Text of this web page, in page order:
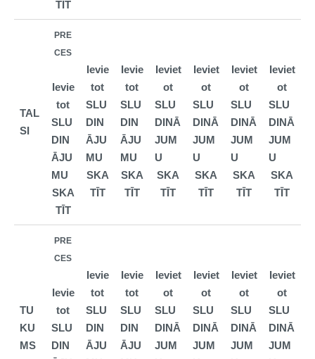
TĪT
TAL
SI
PRE
CES
Ievie
tot
SLU
DIN
ĀJU
MU
SKA
TĪT
Ievie
tot
SLU
DIN
ĀJU
MU
SKA
TĪT
Ievie
tot
SLU
DIN
ĀJU
MU
SKA
TĪT
Ieviet
ot
SLU
DINĀ
JUM
U
SKA
TĪT
Ieviet
ot
SLU
DINĀ
JUM
U
SKA
TĪT
Ieviet
ot
SLU
DINĀ
JUM
U
SKA
TĪT
Ieviet
ot
SLU
DINĀ
JUM
U
SKA
TĪT
TU
KU
MS
PRE
CES
Ievie
tot
SLU
DIN
Ievie
tot
SLU
DIN
ĀJU
Ievie
tot
SLU
DIN
ĀJU
Ieviet
ot
SLU
DINĀ
JUM
Ieviet
ot
SLU
DINĀ
JUM
Ieviet
ot
SLU
DINĀ
JUM
Ieviet
ot
SLU
DINĀ
JUM